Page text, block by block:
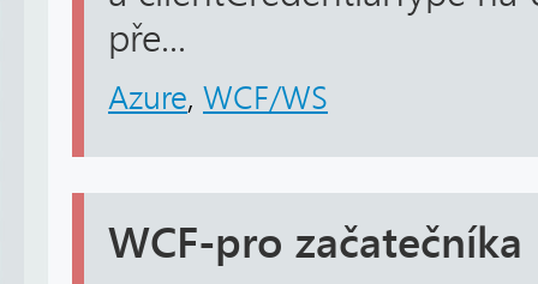
pře...
Azure, WCF/WS
WCF-pro začatečníka